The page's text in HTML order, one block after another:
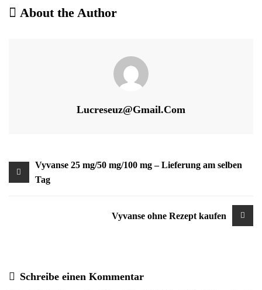
About the Author
Lucreseuz@gmail.com
Beitragsnavigation
Vyvanse 25 mg/50 mg/100 mg – Lieferung am selben
Tag
Vyvanse ohne Rezept kaufen
Schreibe einen Kommentar